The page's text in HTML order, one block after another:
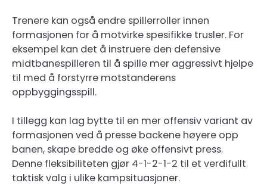
Trenere kan også endre spillerroller innen
formasjonen for å motvirke spesifikke trusler. For
eksempel kan det å instruere den defensive
midtbanespilleren til å spille mer aggressivt hjelpe
til med å forstyrre motstanderens
oppbyggingsspill.
I tillegg kan lag bytte til en mer offensiv variant av
formasjonen ved å presse backene høyere opp
banen, skape bredde og øke offensivt press.
Denne fleksibiliteten gjør 4-1-2-1-2 til et verdifullt
taktisk valg i ulike kampsituasjoner.